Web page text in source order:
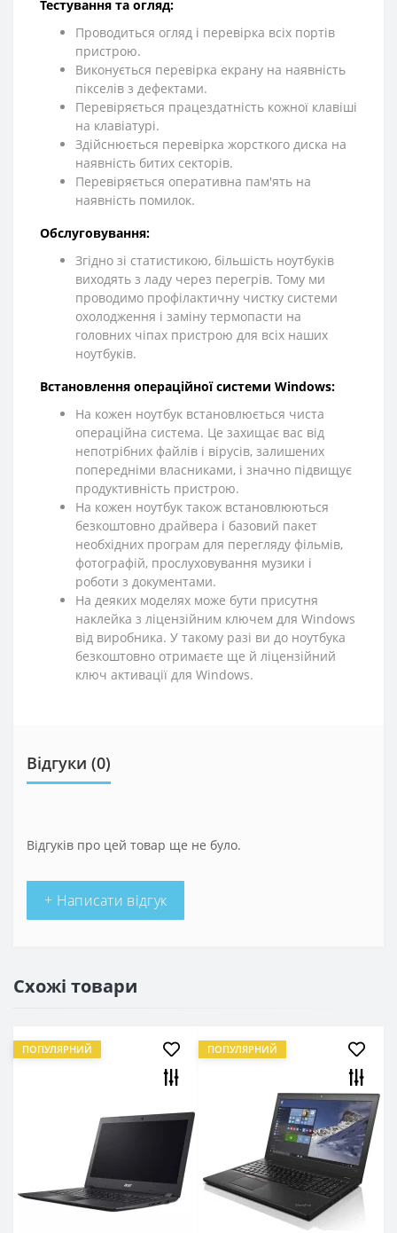
Тестування та огляд:
Проводиться огляд і перевірка всіх портів
пристрою.
Виконується перевірка екрану на наявність
пікселів з дефектами.
Перевіряється працездатність кожної клавіші
на клавіатурі.
Здійснюється перевірка жорсткого диска на
наявність битих секторів.
Перевіряється оперативна пам'ять на
наявність помилок.
Обслуговування:
Згідно зі статистикою, більшість ноутбуків
виходять з ладу через перегрів. Тому ми
проводимо профілактичну чистку системи
охолодження і заміну термопасти на
головних чіпах пристрою для всіх наших
ноутбуків.
Встановлення операційної системи Windows:
На кожен ноутбук встановлюється чиста
операційна система. Це захищає вас від
непотрібних файлів і вірусів, залишених
попередніми власниками, і значно підвищує
продуктивність пристрою.
На кожен ноутбук також встановлюються
безкоштовно драйвера і базовий пакет
необхідних програм для перегляду фільмів,
фотографій, прослуховування музики і
роботи з документами.
На деяких моделях може бути присутня
наклейка з ліцензійним ключем для Windows
від виробника. У такому разі ви до ноутбука
безкоштовно отримаєте ще й ліцензійний
ключ активації для Windows.
Відгуки (0)
Відгуків про цей товар ще не було.
+ Написати відгук
Схожі товари
ПОПУЛЯРНИЙ ПОПУЛЯРНИЙ